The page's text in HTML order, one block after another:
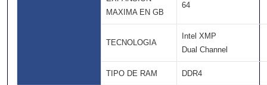
MAXIMA EN GB
64
TECNOLOGIA
Intel XMP
Dual Channel
TIPO DE RAM DDR4